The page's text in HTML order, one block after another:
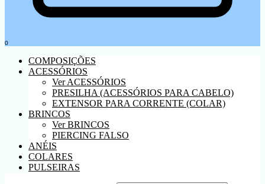
0
COMPOSIÇÕES
ACESSÓRIOS
Ver ACESSÓRIOS
PRESILHA (ACESSÓRIOS PARA CABELO)
EXTENSOR PARA CORRENTE (COLAR)
BRINCOS
Ver BRINCOS
PIERCING FALSO
ANÉIS
COLARES
PULSEIRAS